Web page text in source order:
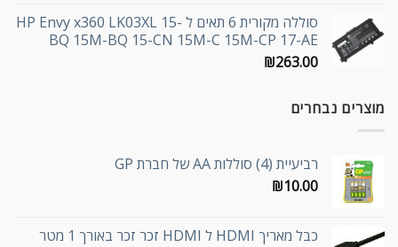
סוללה מקורית 6 תאים ל HP Envy x360 LK03XL 15-
BQ 15M-BQ 15-CN 15M-C 15M-CP 17-AE
₪263.00
מוצרים נבחרים
רביעיית (4) סוללות AA של חברת GP
₪10.00
כבל מאריך HDMI ל HDMI זכר זכר באורך 1 מטר